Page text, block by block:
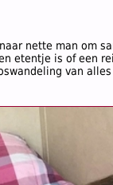
nette man om
etentje is of een
van